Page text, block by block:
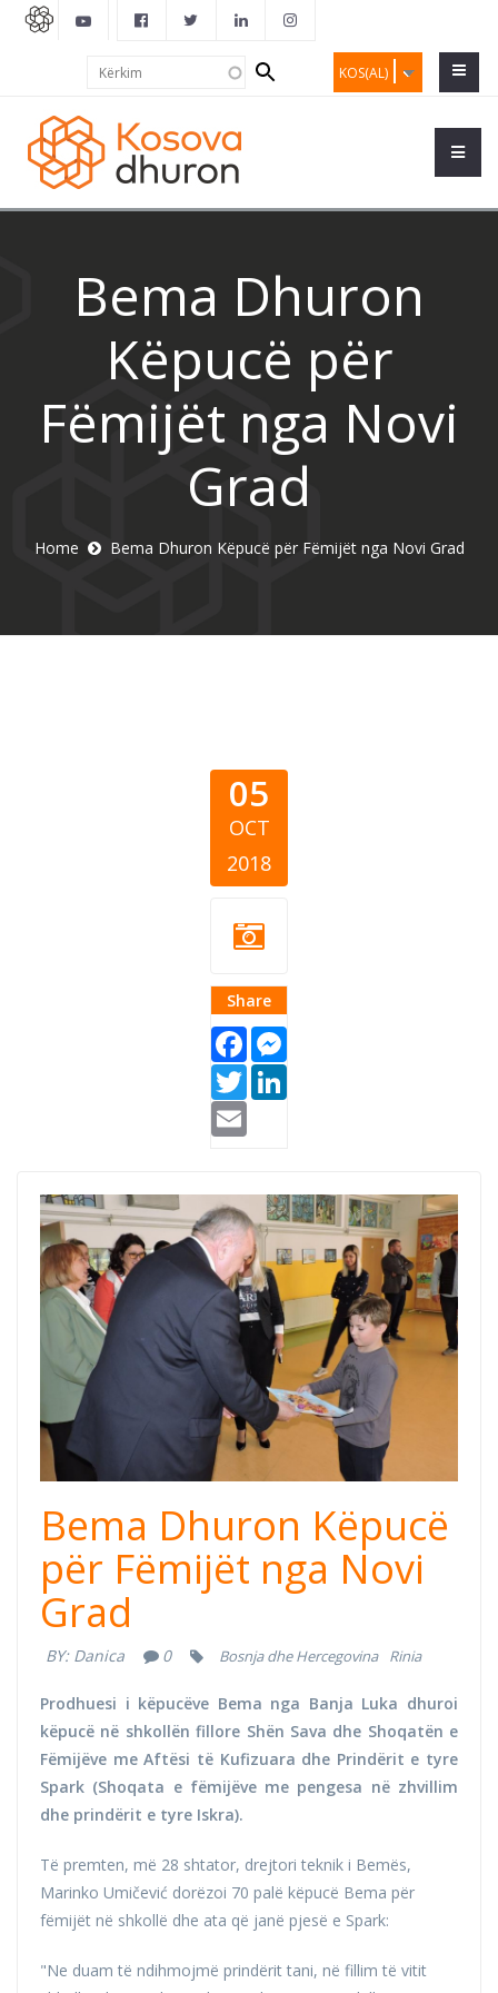
KOS(AL)
Search
form
Bema Dhuron
Këpucë për
Fëmijët nga Novi
Grad
Home Bema Dhuron Këpucë për Fëmijët nga Novi Grad
05
OCT
2018
Share
Facebook
Twitter
bema
donation.jpg
Bema Dhuron Këpucë
për Fëmijët nga Novi
Grad
BY: Danica 0 Bosnja dhe Hercegovina Rinia
Prodhuesi i këpucëve Bema nga Banja Luka dhuroi
këpucë në shkollën fillore Shën Sava dhe Shoqatën e
Fëmijëve me Aftësi të Kufizuara dhe Prindërit e tyre
Spark (Shoqata e fëmijëve me pengesa në zhvillim
dhe prindërit e tyre Iskra).
Të premten, më 28 shtator, drejtori teknik i Bemës,
Marinko Umičević dorëzoi 70 palë këpucë Bema për
fëmijët në shkollë dhe ata që janë pjesë e Spark:
"Ne duam të ndihmojmë prindërit tani, në fillim të vitit